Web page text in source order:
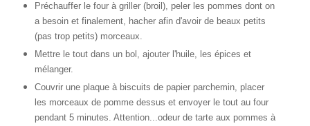
Préchauffer le four à griller (broil), peler les pommes dont on
a besoin et finalement, hacher afin d'avoir de beaux petits
(pas trop petits) morceaux.
Mettre le tout dans un bol, ajouter l'huile, les épices et
mélanger.
Couvrir une plaque à biscuits de papier parchemin, placer
les morceaux de pomme dessus et envoyer le tout au four
pendant 5 minutes. Attention...odeur de tarte aux pommes à